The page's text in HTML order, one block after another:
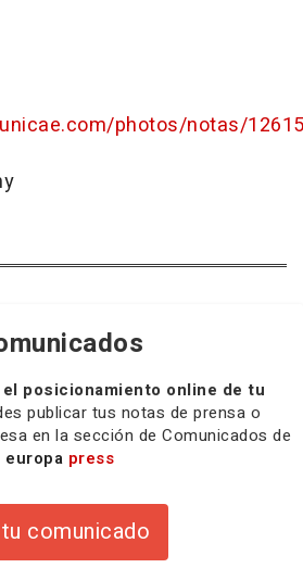
photos/notas/
posicionamiento online de tu
publicar tus notas de prensa o
en la sección de Comunicados de
europa press
comunicado